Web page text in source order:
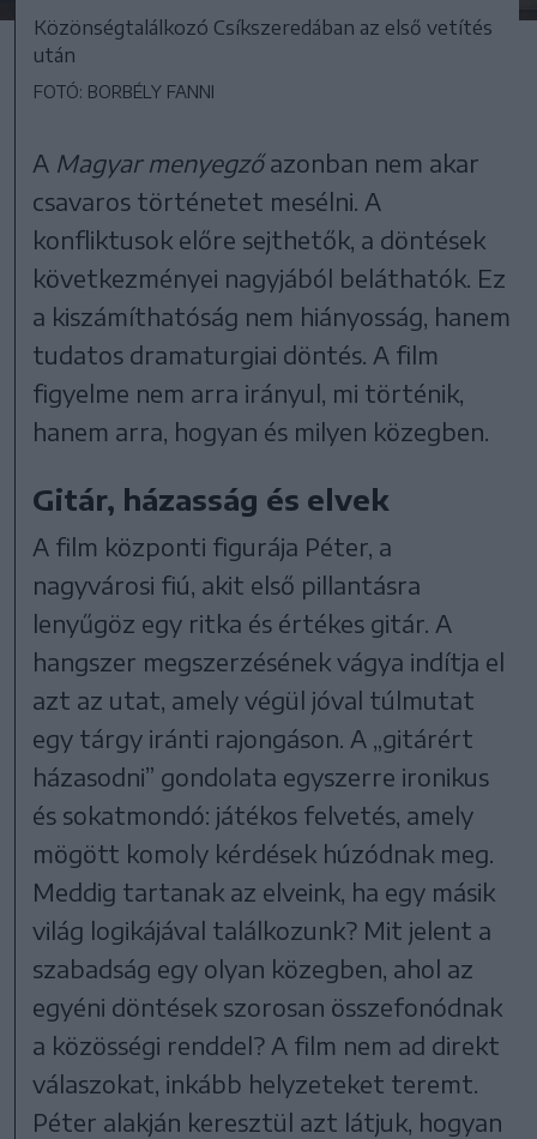
Közönségtalálkozó Csíkszeredában az első vetítés
után
FOTÓ: BORBÉLY FANNI
A Magyar menyegzőazonban nem akar
csavaros történetet mesélni. A
konfliktusok előre sejthetők, a döntések
következményei nagyjából beláthatók. Ez
a kiszámíthatóság nem hiányosság, hanem
tudatos dramaturgiai döntés. A film
figyelme nem arra irányul, mi történik,
hanem arra, hogyan és milyen közegben.
Gitár, házasság és elvek
A film központi figurája Péter, a
nagyvárosi fiú, akit első pillantásra
lenyűgöz egy ritka és értékes gitár. A
hangszer megszerzésének vágya indítja el
azt az utat, amely végül jóval túlmutat
egy tárgy iránti rajongáson. A „gitárért
házasodni” gondolata egyszerre ironikus
és sokatmondó: játékos felvetés, amely
mögött komoly kérdések húzódnak meg.
Meddig tartanak az elveink, ha egy másik
világ logikájával találkozunk? Mit jelent a
szabadság egy olyan közegben, ahol az
egyéni döntések szorosan összefonódnak
a közösségi renddel? A film nem ad direkt
válaszokat, inkább helyzeteket teremt.
Péter alakján keresztül azt látjuk, hogyan